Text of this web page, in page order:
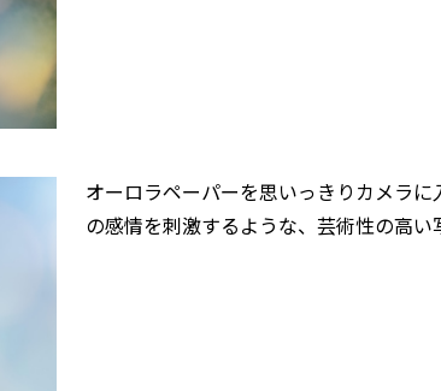
オーロラペーパーを思いっきりカメラ
の感情を刺激するような、芸術性の高い